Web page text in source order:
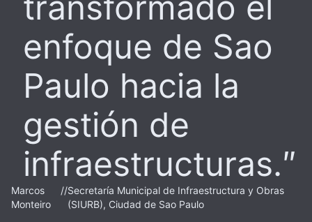
enfoque de Sao
Paulo hacia la
gestión de
infraestructuras.
Marcos
Monteiro
//Secretaría Municipal de Infraestructura y Obras
(SIURB), Ciudad de Sao Paulo